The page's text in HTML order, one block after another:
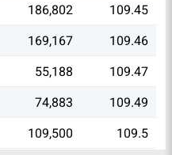
109.45
186,802
109.46
169,167
109.47
55,188
109.49
74,883
109.5
109,500